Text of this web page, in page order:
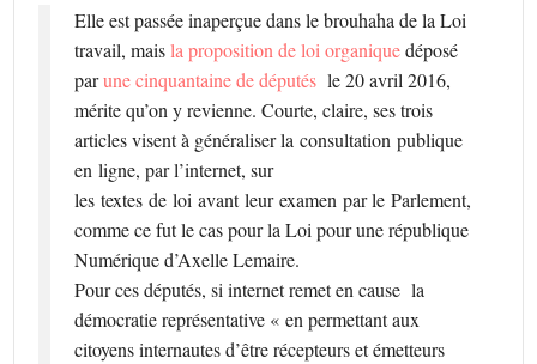
Elle est passée inaperçue dans le brouhaha de la Loi
travail, maisla proposition de loi organiquedéposé
parune cinquantaine de députés le 20 avril 2016,
mérite qu’on y revienne. Courte, claire, ses trois
articles visent à généraliser la consultation publique
en ligne, par l’internet, sur
les textes de loi avant leur examen par le Parlement,
comme ce fut le cas pour la Loi pour une république
Numérique d’Axelle Lemaire.
Pour ces députés, si internet remet en cause la
démocratie représentative « en permettant aux
citoyens internautes d’être récepteurs et émetteurs